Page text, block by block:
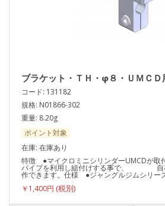
ブラケット・ＴＨ・φ８・ＵＭＣＤ
コード: 131182
規格: N01866-302
重量: 8.20g
ポイント対象
在庫: 在庫あり
特徴 ●マイクロミニシリンダーUMCD
パイプを利用し組付けする事で、 自在
作できます。仕様 ●ジャングルジムシ
￥1,400円